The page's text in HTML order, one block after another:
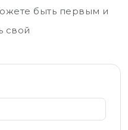
быть первым и
свой